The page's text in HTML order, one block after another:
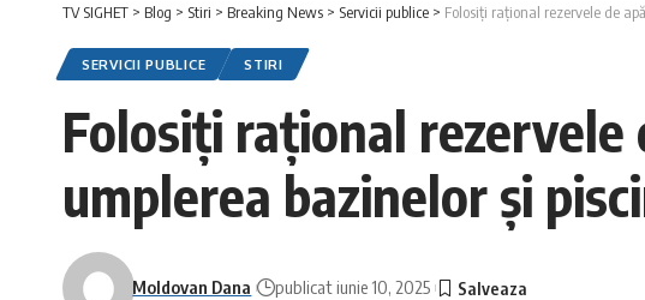
TV SIGHET > Blog > Stiri > Breaking News > Servicii publice > Folosiți rațional rezervele de
SERVICII PUBLICE STIRI
Folosiți rațional
umplerea bazinelor și
Moldovan Dana publicat iunie 10, 2025